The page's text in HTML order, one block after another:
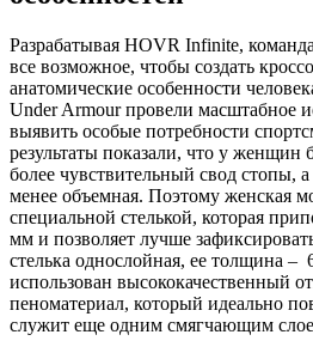
Разрабатывая HOVR Infinite,
все возможное, чтобы создать
анатомические особенности
Under Armour провели масштабное
выявить особые потребности
результаты показали, что у женщин
более чувствительный свод стопы,
менее объемная. Поэтому женская
специальной стелькой, которая
мм и позволяет лучше
стелька однослойная, ее толщина –
использован высококачественный
пеноматериал, который идеально
служит еще одним смягчающим